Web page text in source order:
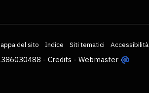
del sito Indice Siti tematici Accessibilità
- Credits - Webmaster